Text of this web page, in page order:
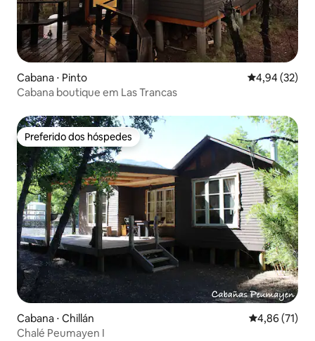
Cabana ⋅ Pinto 4,94 de uma
4,94 (32)
Cabana boutique em Las Trancas
Preferido dos hóspedes
Preferido dos hóspedes
Cabana ⋅ Chillán 4,86 de uma
4,86 (71)
Chalé Peumayen I